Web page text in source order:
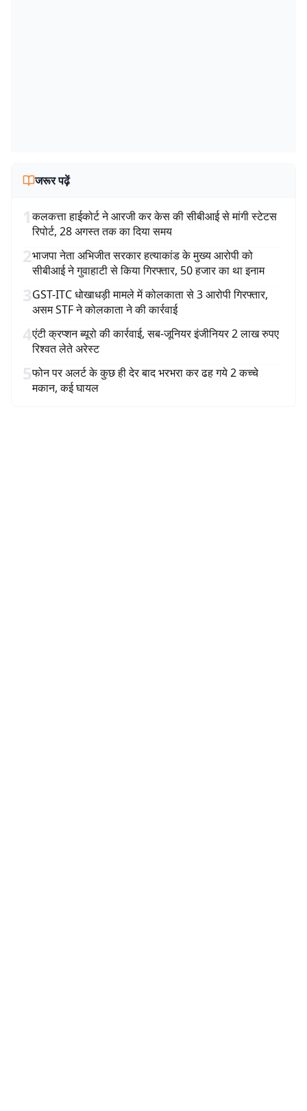
जरूर पढ़ें
1कलकत्ता हाईकोर्ट ने आरजी कर केस की सीबीआई से मांगी स्टेटस
रिपोर्ट, 28 अगस्त तक का दिया समय
2भाजपा नेता अभिजीत सरकार हत्याकांड के मुख्य आरोपी को
सीबीआई ने गुवाहाटी से किया गिरफ्तार, 50 हजार का था इनाम
3GST-ITC धोखाधड़ी मामले में कोलकाता से 3 आरोपी गिरफ्तार,
असम STF ने कोलकाता ने की कार्रवाई
4एंटी क्रप्शन ब्यूरो की कार्रवाई, सब-जूनियर इंजीनियर 2 लाख रुपए
रिश्वत लेते अरेस्ट
5फोन पर अलर्ट के कुछ ही देर बाद भरभरा कर ढह गये 2 कच्चे
मकान, कई घायल